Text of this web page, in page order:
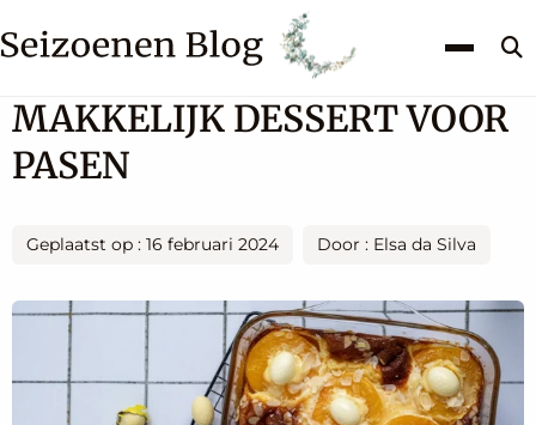
MAKKELIJK DESSERT VOOR
PASEN
Geplaatst op : 16 februari 2024 Door : Elsa da Silva